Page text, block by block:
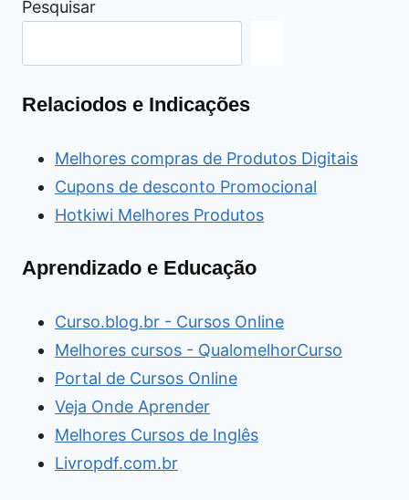
Pesquisar
Relaciodos e Indicações
Melhores compras de Produtos Digitais
Cupons de desconto Promocional
Hotkiwi Melhores Produtos
Aprendizado e Educação
Curso.blog.br - Cursos Online
Melhores cursos - QualomelhorCurso
Portal de Cursos Online
Veja Onde Aprender
Melhores Cursos de Inglês
Livropdf.com.br